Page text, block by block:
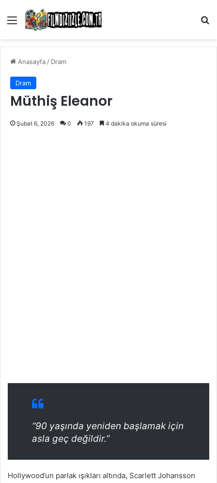
Menü
Anasayfa/ Dram
Dram
Müthiş Eleanor
Şubat 6, 2026 0 197 4 dakika okuma süresi
“90 yaşında yeniden başlamak için
asla geç değildir.”
Hollywood’un parlak ışıkları altında, Scarlett Johansson